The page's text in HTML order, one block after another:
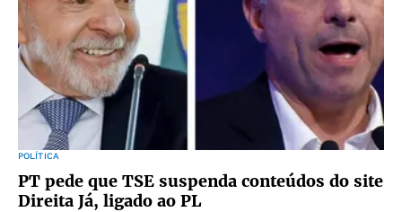
POLÍTICA
PT pede que TSE suspenda conteúdos do site
Direita Já, ligado ao PL